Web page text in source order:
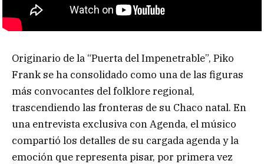
Originario de la “Puerta del Impenetrable”, Piko
Frank se ha consolidado como una de las figuras
más convocantes del folklore regional,
trascendiendo las fronteras de su Chaco natal. En
una entrevista exclusiva con Agenda, el músico
compartió los detalles de su cargada agenda y la
emoción que representa pisar, por primera vez